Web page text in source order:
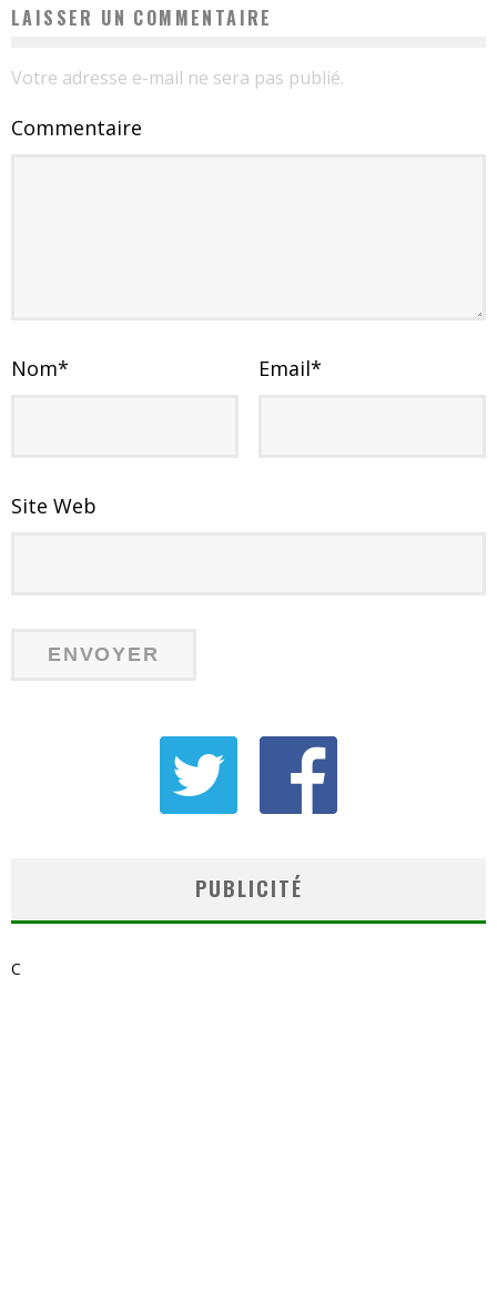
LAISSER UN COMMENTAIRE
Votre adresse e-mail ne sera pas publié.
Commentaire
Nom* Email*
Site Web
PUBLICITÉ
C